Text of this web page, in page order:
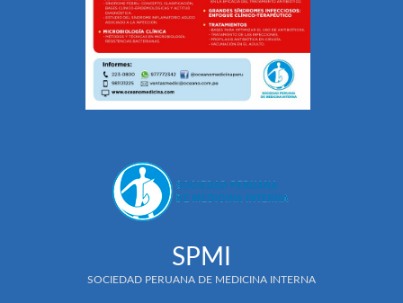
SPMI
SOCIEDAD PERUANA DE MEDICINA INTERNA